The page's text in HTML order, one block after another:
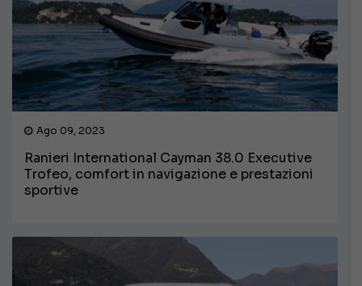
Ago 09, 2023
Ranieri International Cayman 38.0 Executive
Trofeo, comfort in navigazione e prestazioni
sportive